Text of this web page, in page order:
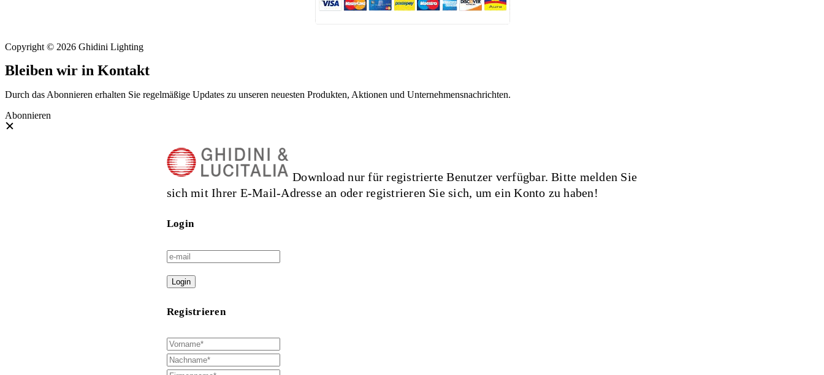
Copyright © 2026 Ghidini Lighting
Bleiben wir in Kontakt
Durch das Abonnieren erhalten Sie regelmäßige Updates zu unseren neuesten Produkten, Aktionen und Unternehmensnachrichten.
Abonnieren
Download nur für registrierte Benutzer verfügbar. Bitte melden Sie
sich mit Ihrer E-Mail-Adresse an oder registrieren Sie sich, um ein Konto zu haben!
Login
Login
Registrieren